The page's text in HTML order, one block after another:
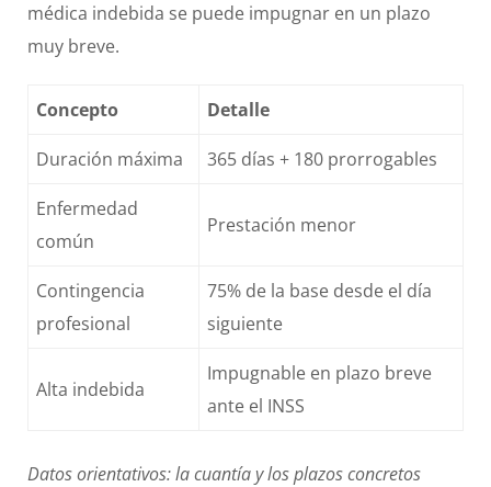
médica indebida se puede impugnar en un plazo
muy breve.
Concepto Detalle
Duración máxima 365 días + 180 prorrogables
Enfermedad
común
Prestación menor
Contingencia
profesional
75% de la base desde el día
siguiente
Alta indebida
Impugnable en plazo breve
ante el INSS
Datos orientativos: la cuantía y los plazos concretos